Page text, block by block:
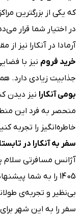
که یکی از بزرگترین
در اختیار شما قرار
آرمادا در آنکارا نیز
خرید فروم نیز با
جذابیت زیادی دارد.
بومی آنکارا نیز دیدن
منحصر به فرد این
خاطره‌انگیز را تجربه
سفر به آنکارا در تابستان 1405 با تورهای تابستانه
آژانس مسافرتی سلام
1405 را به شما
بی‌نظیر و تجربه‌ی
سفر را به این شهر